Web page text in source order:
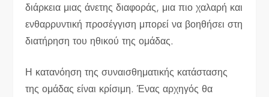
διάρκεια μιας άνετης διαφοράς, μια πιο χαλαρή και
ενθαρρυντική προσέγγιση μπορεί να βοηθήσει στη
διατήρηση του ηθικού της ομάδας.
Η κατανόηση της συναισθηματικής κατάστασης
της ομάδας είναι κρίσιμη. Ένας αρχηγός θα